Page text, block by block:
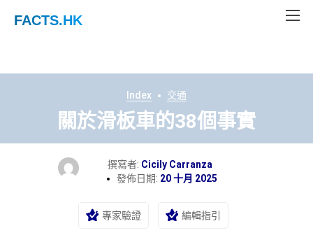
FACTS.HK
Index 交通
關於滑板車的38個事實
撰寫者: Cicily Carranza
發佈日期: 20 十月 2025
專家驗證 編輯指引